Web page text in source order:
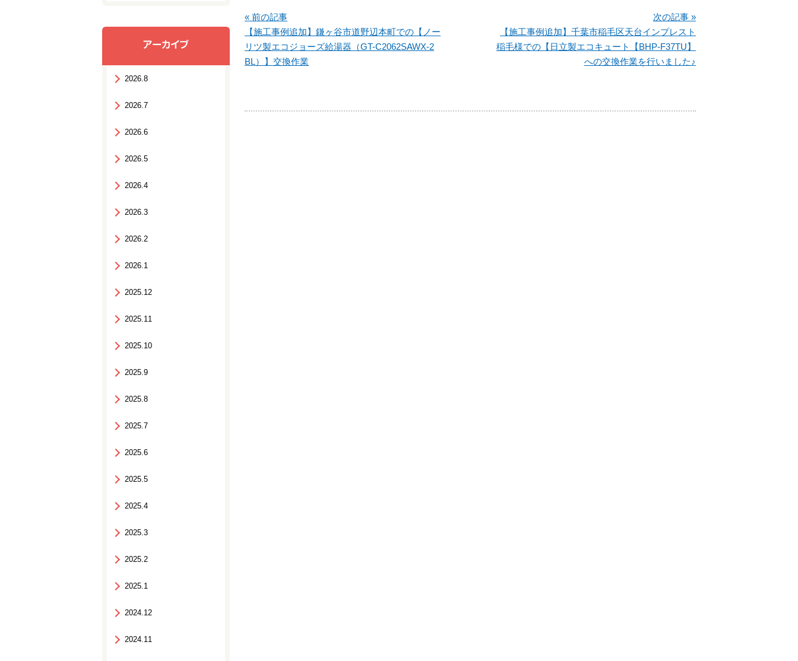
2026.8
2026.7
2026.6
2026.5
2026.4
2026.3
2026.2
2026.1
2025.12
2025.11
2025.10
2025.9
2025.8
2025.7
2025.6
2025.5
2025.4
2025.3
2025.2
2025.1
2024.12
2024.11
« 前の記事
【施工事例追加】鎌ヶ谷市道野辺本町での【ノー
リツ製エコジョーズ給湯器（GT-C2062SAWX-2
BL）】交換作業
次の記事 »
【施工事例追加】千葉市稲毛区天台インプレスト
稲毛様での【日立製エコキュート【BHP-F37TU】
への交換作業を行いました♪